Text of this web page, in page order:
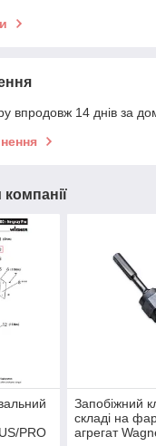
впродовж 14 днів за
компанії
PRO
Запобіжний
складі на
агрегат